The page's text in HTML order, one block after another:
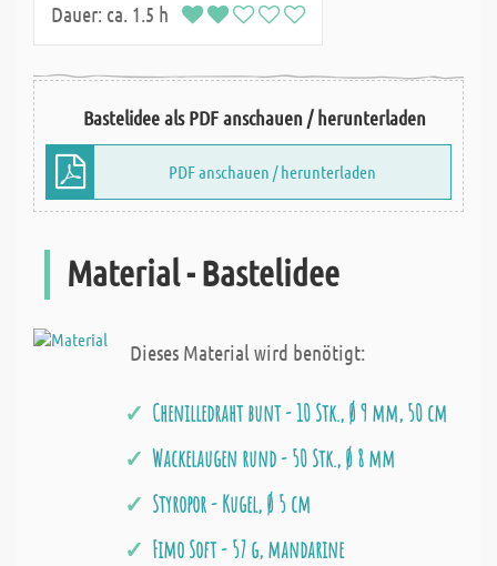
Dauer: ca. 1.5 h
Bastelidee als PDF anschauen / herunterladen
PDF anschauen / herunterladen
Material - Bastelidee
Dieses Material wird benötigt:
Chenilledraht bunt - 10 Stk., Ø 9 mm, 50 cm
Wackelaugen rund - 50 Stk., Ø 8 mm
Styropor - Kugel, Ø 5 cm
Fimo Soft - 57 g, mandarine